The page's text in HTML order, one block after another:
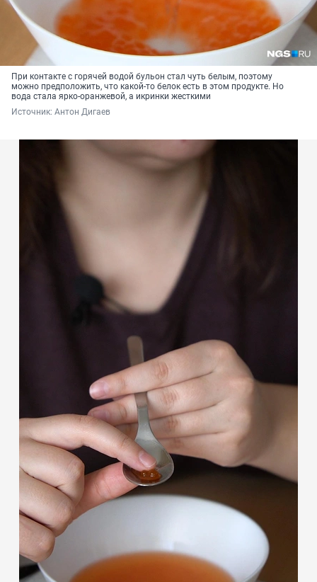
При контакте с горячей водой бульон стал чуть белым, поэтому
можно предположить, что какой-то белок есть в этом продукте. Но
вода стала ярко-оранжевой, а икринки жесткими
Источник: Антон Дигаев